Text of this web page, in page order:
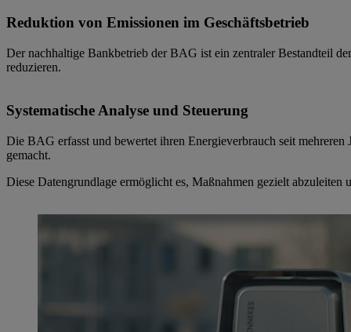
Reduktion von Emissionen im Geschäftsbetrieb
Der nachhaltige Bankbetrieb der BAG ist ein zentraler Bestandteil
reduzieren.
Systematische Analyse und Steuerung
Die BAG erfasst und bewertet ihren Energieverbrauch seit
gemacht.
Diese Datengrundlage ermöglicht es, Maßnahmen gezielt